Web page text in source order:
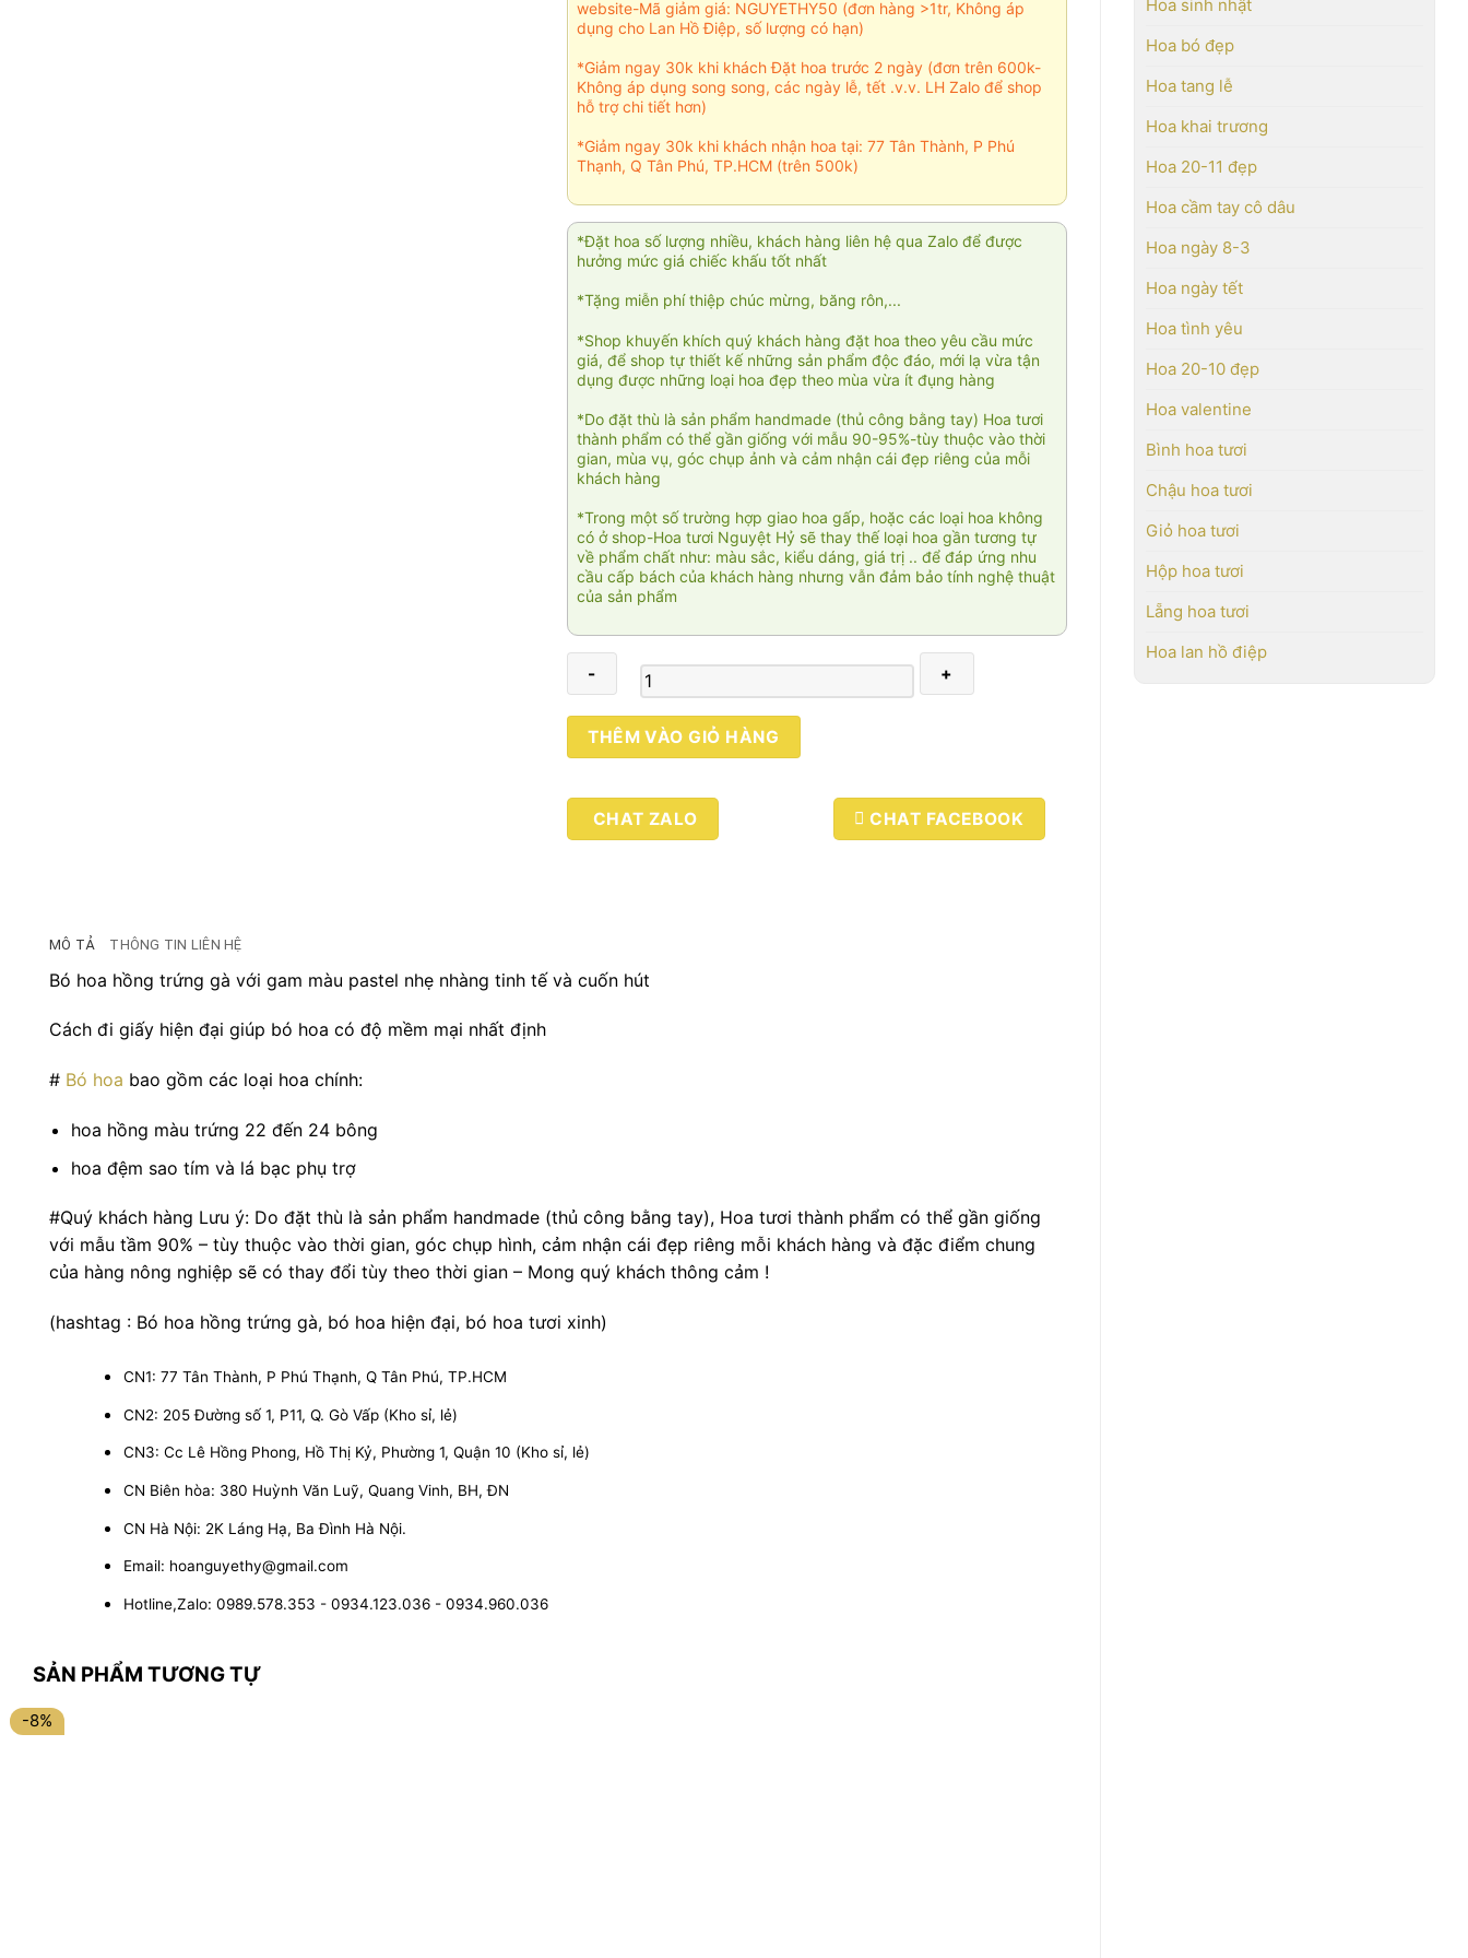
Hoa sinh nhật
Hoa bó đẹp
Hoa tang lễ
Hoa khai trương
Hoa 20-11 đẹp
Hoa cầm tay cô dâu
Hoa ngày 8-3
Hoa ngày tết
Hoa tình yêu
Hoa 20-10 đẹp
Hoa valentine
Bình hoa tươi
Chậu hoa tươi
Giỏ hoa tươi
Hộp hoa tươi
Lẵng hoa tươi
Hoa lan hồ điệp
website-Mã giảm giá: NGUYETHY50 (đơn hàng >1tr, Không áp
dụng cho Lan Hồ Điệp, số lượng có hạn)
*Giảm ngay 30k khi khách Đặt hoa trước 2 ngày (đơn trên 600k-
Không áp dụng song song, các ngày lễ, tết .v.v. LH Zalo để shop
hỗ trợ chi tiết hơn)
*Giảm ngay 30k khi khách nhận hoa tại: 77 Tân Thành, P Phú
Thạnh, Q Tân Phú, TP.HCM (trên 500k)
*Đặt hoa số lượng nhiều, khách hàng liên hệ qua Zalo để được
hưởng mức giá chiếc khấu tốt nhất
*Tặng miễn phí thiệp chúc mừng, băng rôn,...
*Shop khuyến khích quý khách hàng đặt hoa theo yêu cầu mức
giá, để shop tự thiết kế những sản phẩm độc đáo, mới lạ vừa tận
dụng được những loại hoa đẹp theo mùa vừa ít đụng hàng
*Do đặt thù là sản phẩm handmade (thủ công bằng tay) Hoa tươi
thành phẩm có thể gần giống với mẫu 90-95%-tùy thuộc vào thời
gian, mùa vụ, góc chụp ảnh và cảm nhận cái đẹp riêng của mỗi
khách hàng
*Trong một số trường hợp giao hoa gấp, hoặc các loại hoa không
có ở shop-Hoa tươi Nguyệt Hỷ sẽ thay thế loại hoa gần tương tự
về phẩm chất như: màu sắc, kiểu dáng, giá trị .. để đáp ứng nhu
cầu cấp bách của khách hàng nhưng vẫn đảm bảo tính nghệ thuật
của sản phẩm
Sweet
Dreams
số
lượng
THÊM VÀO GIỎ HÀNG
CHAT ZALO CHAT FACEBOOK
MÔ TẢ THÔNG TIN LIÊN HỆ
Bó hoa hồng trứng gà với gam màu pastel nhẹ nhàng tinh tế và cuốn hút
Cách đi giấy hiện đại giúp bó hoa có độ mềm mại nhất định
# Bó hoa bao gồm các loại hoa chính:
hoa hồng màu trứng 22 đến 24 bông
hoa đệm sao tím và lá bạc phụ trợ
#Quý khách hàng Lưu ý: Do đặt thù là sản phẩm handmade (thủ công bằng tay), Hoa tươi thành phẩm có thể gần giống
với mẫu tầm 90% – tùy thuộc vào thời gian, góc chụp hình, cảm nhận cái đẹp riêng mỗi khách hàng và đặc điểm chung
của hàng nông nghiệp sẽ có thay đổi tùy theo thời gian – Mong quý khách thông cảm !
(hashtag : Bó hoa hồng trứng gà, bó hoa hiện đại, bó hoa tươi xinh)
CN1: 77 Tân Thành, P Phú Thạnh, Q Tân Phú, TP.HCM
CN2: 205 Đường số 1, P11, Q. Gò Vấp (Kho sỉ, lẻ)
CN3: Cc Lê Hồng Phong, Hồ Thị Kỷ, Phường 1, Quận 10 (Kho sỉ, lẻ)
CN Biên hòa: 380 Huỳnh Văn Luỹ, Quang Vinh, BH, ĐN
CN Hà Nội: 2K Láng Hạ, Ba Đình Hà Nội.
Email: hoanguyethy@gmail.com
Hotline,Zalo: 0989.578.353 - 0934.123.036 - 0934.960.036
SẢN PHẨM TƯƠNG TỰ
-8%